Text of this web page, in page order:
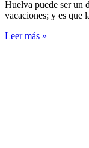
Huelva puede ser un
vacaciones; y es que
Leer más »